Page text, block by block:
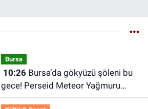
Bursa
10:26Bursa’da gökyüzü şöleni bu
gece! Perseid Meteor Yağmuru
Karacabey’den izlenecek